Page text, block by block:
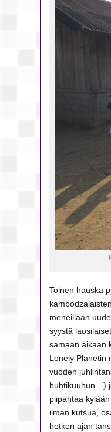
Toinen hauska
meneillään
syystä
samaan aikaan
Lonely Planetin
vuoden
huhtikuuhun…)
piipahtaa
ilman kutsua,
hetken ajan